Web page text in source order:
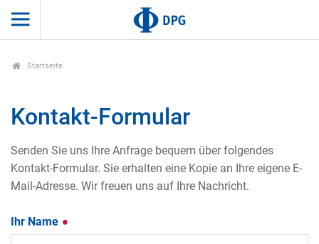
Startseite
Kontakt-Formular
Senden Sie uns Ihre Anfrage bequem über folgendes
Kontakt-Formular. Sie erhalten eine Kopie an Ihre eigene E-
Mail-Adresse. Wir freuen uns auf Ihre Nachricht.
Ihr Name